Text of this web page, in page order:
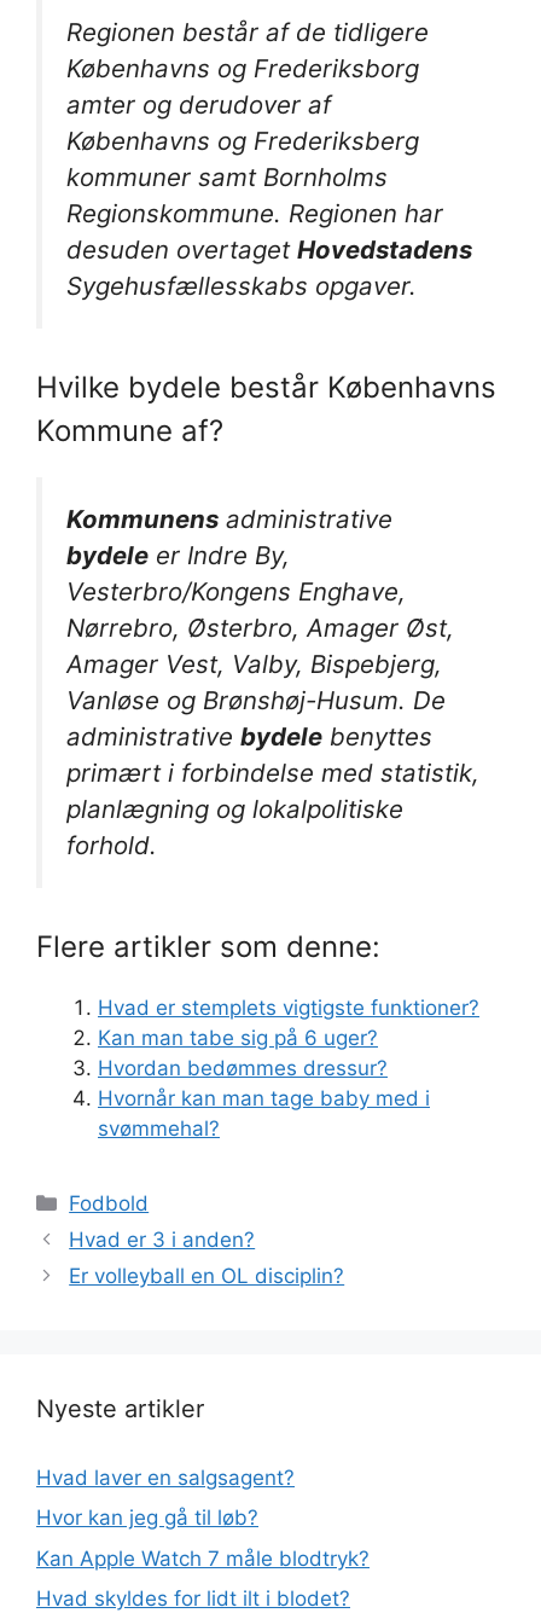
Regionen består af de tidligere
Københavns og Frederiksborg
amter og derudover af
Københavns og Frederiksberg
kommuner samt Bornholms
Regionskommune. Regionen har
desuden overtaget Hovedstadens
Sygehusfællesskabs opgaver.
Hvilke bydele består Københavns
Kommune af?
Kommunens administrative
bydele er Indre By,
Vesterbro/Kongens Enghave,
Nørrebro, Østerbro, Amager Øst,
Amager Vest, Valby, Bispebjerg,
Vanløse og Brønshøj-Husum. De
administrative bydele benyttes
primært i forbindelse med statistik,
planlægning og lokalpolitiske
forhold.
Flere artikler som denne:
Hvad er stemplets vigtigste funktioner?
Kan man tabe sig på 6 uger?
Hvordan bedømmes dressur?
Hvornår kan man tage baby med i
svømmehal?
Kategorier
Fodbold
Hvad er 3 i anden?
Er volleyball en OL disciplin?
Nyeste artikler
Hvad laver en salgsagent?
Hvor kan jeg gå til løb?
Kan Apple Watch 7 måle blodtryk?
Hvad skyldes for lidt ilt i blodet?